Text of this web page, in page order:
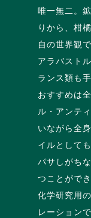
唯一無二。
りから、柑
自の世界観
アラバスト
ランス類も
おすすめは
ル・アンテ
いながら全
イルとして
パサしがち
つことがで
化学研究用
レーション